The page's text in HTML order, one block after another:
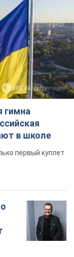
гимна
в школе
первый куплет